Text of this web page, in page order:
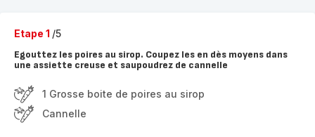
Etape 1 /5
Egouttez les poires au sirop. Coupez les en dès moyens dans
une assiette creuse et saupoudrez de cannelle
1 Grosse boite de poires au sirop
Cannelle